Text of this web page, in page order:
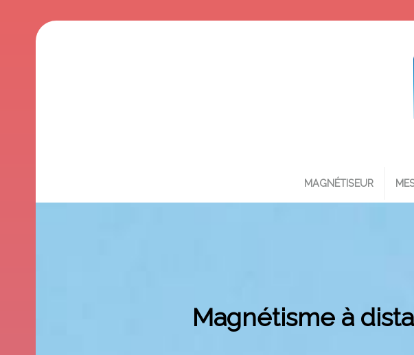
MAGNÉTISEUR
Magnétisme à